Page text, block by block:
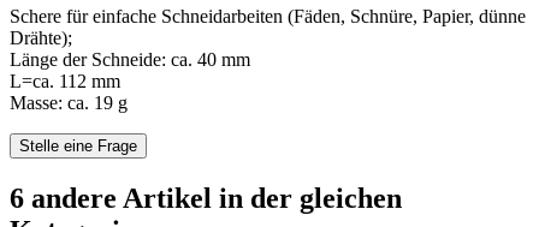
Schere für einfache Schneidarbeiten (Fäden, Schnüre, Papier, dünne
Drähte);
Länge der Schneide: ca. 40 mm
L=ca. 112 mm
Masse: ca. 19 g
Stelle eine Frage
6 andere Artikel in der gleichen